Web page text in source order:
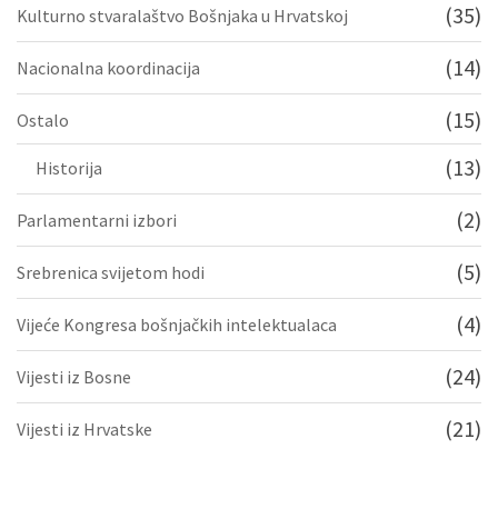
Kulturno stvaralaštvo Bošnjaka u Hrvatskoj (35)
Nacionalna koordinacija (14)
Ostalo (15)
Historija (13)
Parlamentarni izbori (2)
Srebrenica svijetom hodi (5)
Vijeće Kongresa bošnjačkih intelektualaca (4)
Vijesti iz Bosne (24)
Vijesti iz Hrvatske (21)